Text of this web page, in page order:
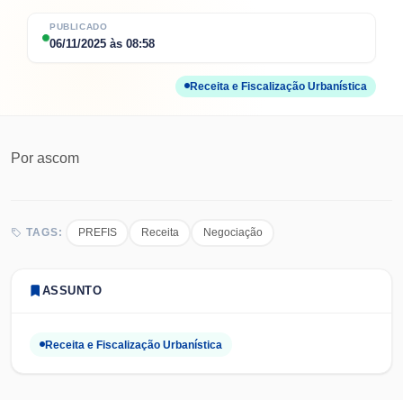
PUBLICADO
06/11/2025 às 08:58
Receita e Fiscalização Urbanística
Por ascom
TAGS: PREFIS Receita Negociação
ASSUNTO
Receita e Fiscalização Urbanística